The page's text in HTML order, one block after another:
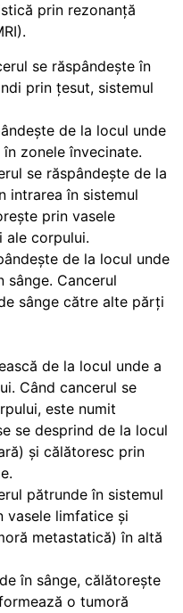
prin rezonanță
se răspândește în
prin țesut, sistemul
de la locul unde
zonele învecinate.
se răspândește de la
intrarea în sistemul
prin vasele
corpului.
de la locul unde
sânge. Cancerul
sânge către alte părți
de la locul unde a
Când cancerul se
este numit
se desprind de la locul
și călătoresc prin
pătrunde în sistemul
vasele limfatice și
metastatică) în altă
în sânge, călătorește
o tumoră